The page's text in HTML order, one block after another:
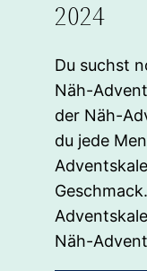
2024
Du suchst
Näh-
der Näh-
du jede
Näh-